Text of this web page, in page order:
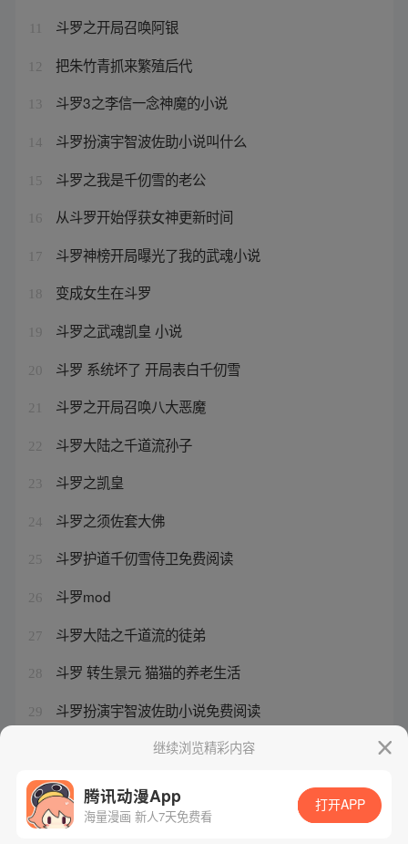
斗罗之开局召唤阿银
12 把朱竹青抓来繁殖后代
13 斗罗3之李信一念神魔的小说
14 斗罗扮演宇智波佐助小说叫什么
15 斗罗之我是千仞雪的老公
16 从斗罗开始俘获女神更新时间
17 斗罗神榜开局曝光了我的武魂小说
18 变成女生在斗罗
19 斗罗之武魂凯皇 小说
20 斗罗 系统坏了 开局表白千仞雪
21 斗罗之开局召唤八大恶魔
22 斗罗大陆之千道流孙子
23 斗罗之凯皇
24 斗罗之须佐套大佛
25 斗罗护道千仞雪侍卫免费阅读
26 斗罗mod
27 斗罗大陆之千道流的徒弟
28 斗罗 转生景元 猫猫的养老生活
29 斗罗扮演宇智波佐助小说免费阅读
穿越武魂殿千道流儿子的小说
继续浏览精彩内容
腾讯动漫App
海量漫画 新人7天免费看
打开APP